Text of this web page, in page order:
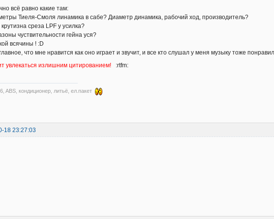
всё равно какие там:
Тиеля-Смоля линамика в сабе? Диаметр динамика, рабочий ход, производитель?
крутизна среза LPF у усилка?
чуствительности гейна уся?
всячины ! :D
что мне нравится как оно играет и звучит, и все кто слушал у меня музыку тоже
увлекаться излишним цитированием! :rtfm:
ABS, кондиционер, литьё, ел.пакет
18 23:27:03